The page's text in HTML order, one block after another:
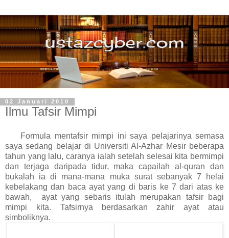
02 Januari 2010
Ilmu Tafsir Mimpi
Formula mentafsir mimpi ini saya pelajarinya semasa
saya sedang belajar di Universiti Al-Azhar Mesir beberapa
tahun yang lalu, caranya ialah setelah selesai kita bermimpi
dan terjaga daripada tidur, maka capailah al-quran dan
bukalah ia di mana-mana muka surat sebanyak 7 helai
kebelakang dan baca ayat yang di baris ke 7 dari atas ke
bawah, ayat yang sebaris itulah merupakan tafsir bagi
mimpi kita. Tafsirnya berdasarkan zahir ayat atau
simboliknya.